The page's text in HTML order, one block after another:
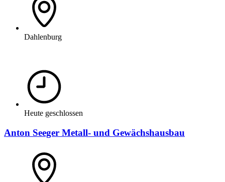
Dahlenburg
Heute geschlossen
Anton Seeger Metall- und Gewächshausbau